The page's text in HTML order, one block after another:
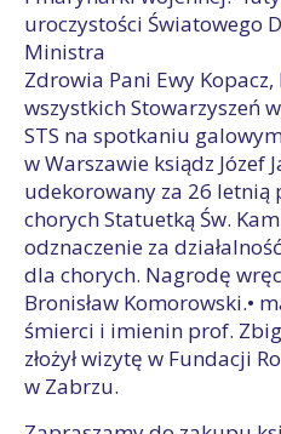
uroczystości Światowego
Ministra
Zdrowia Pani Ewy
wszystkich Stowarzyszeń
STS na spotkaniu
w Warszawie ksiądz Józef
udekorowany za 26 letnią
chorych Statuetką Św.
odznaczenie za działalność
dla chorych. Nagrodę
Bronisław Komorowski.•
śmierci i imienin prof.
złożył wizytę w Fundacji
w Zabrzu.